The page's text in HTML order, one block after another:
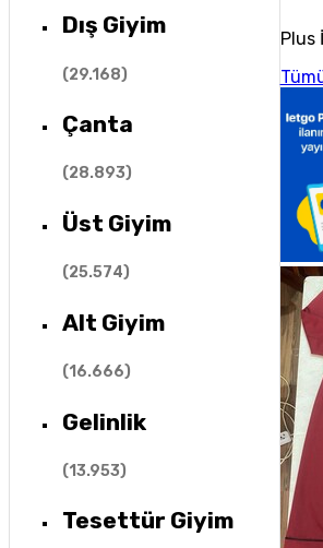
Dış Giyim
(29.168)
Çanta
(28.893)
Üst Giyim
(25.574)
Alt Giyim
(16.666)
Gelinlik
(13.953)
Tesettür Giyim
Plus